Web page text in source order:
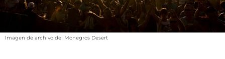
FIESTAS EN EL ALTO ARAGÓN
FIESTAS DE SAN LORENZO
Imagen de archivo del Monegros Desert